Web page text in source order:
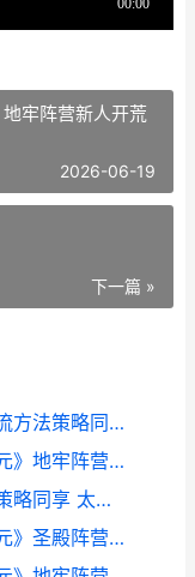
牢阵营新人开荒
2026-06-19
下一篇 »
《太吾绘卷：天幕心帷》定慧惊鬼流方法策略同享 太吾绘卷天幕心帷
《魔法门之英雄无人能敌：上古纪元》地牢阵营新人开荒策略同享 魔法门之英雄无敌:领主争霸
《太吾绘卷：天幕心帷》创建人物策略同享 太吾绘卷天人
《魔法门之英雄无人能敌：上古纪元》圣殿阵营方法全策略同享 魔法门之英雄无敌3